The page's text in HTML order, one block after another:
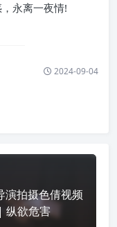
永离一夜情!
2024-09-04
演拍摄色倩视频
纵欲危害